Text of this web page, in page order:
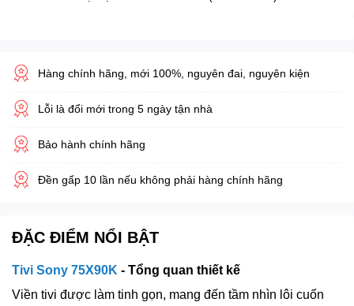
Hàng chính hãng, mới 100%, nguyên đai, nguyên kiện
Lỗi là đổi mới trong 5 ngày tận nhà
Bảo hành chính hãng
Đền gấp 10 lần nếu không phải hàng chính hãng
ĐẶC ĐIỂM NỔI BẬT
Tivi Sony 75X90K - Tổng quan thiết kế
Viền tivi được làm tinh gọn, mang đến tầm nhìn lôi cuốn